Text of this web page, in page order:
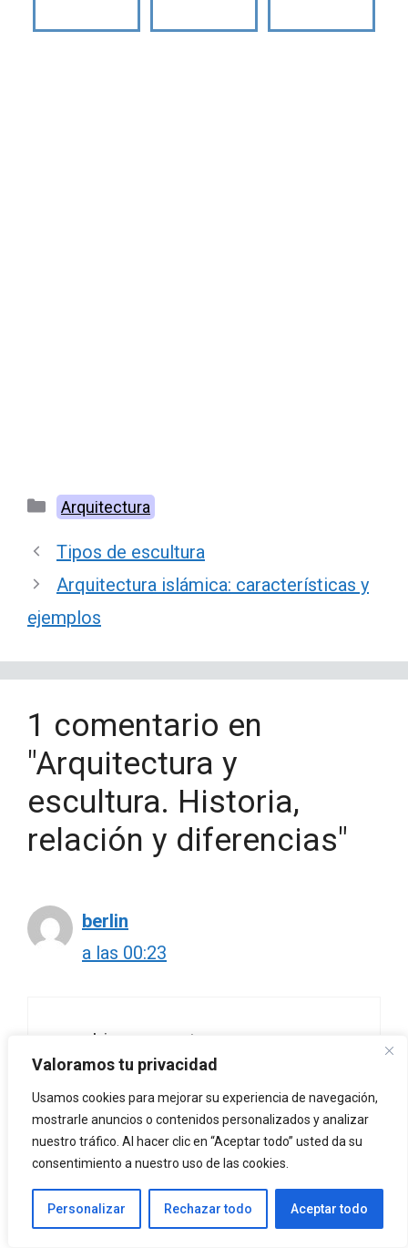
Valoramos tu privacidad
Usamos cookies para mejorar su experiencia de navegación,
mostrarle anuncios o contenidos personalizados y analizar
nuestro tráfico. Al hacer clic en “Aceptar todo” usted da su
consentimiento a nuestro uso de las cookies.
Personalizar Rechazar todo Aceptar todo
Categorías
Arquitectura
Tipos de escultura
Arquitectura islámica: características y
ejemplos
1 comentario en
"Arquitectura y
escultura. Historia,
relación y diferencias"
berlin
a las 00:23
muy bien me gusto
Responder
Dejá un comentario